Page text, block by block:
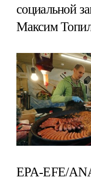
социальной
Максим
EPA-EFE/